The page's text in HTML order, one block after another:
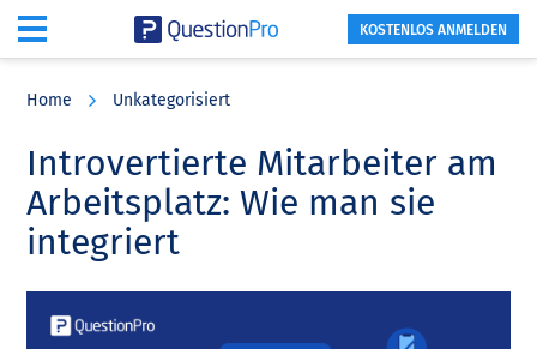
content
sidebar
KOSTENLOS ANMELDEN
Home Unkategorisiert
Introvertierte Mitarbeiter am
Arbeitsplatz: Wie man sie
integriert